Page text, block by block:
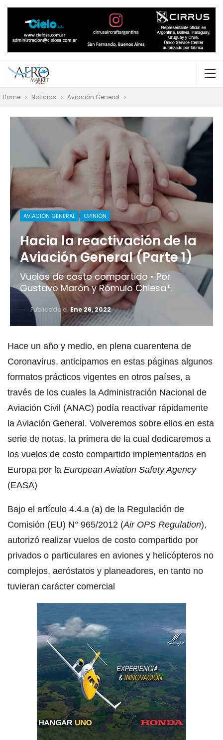
Home Noticias Aviación General
AVIACIÓN GENERAL OPINIÓN
Hacia la reactivación de la
Aviación General (Parte 1)
Vuelos de costo compartido • Por
Gustavo Marón y Rómulo Chiesa*.
Publicado el Ene 26, 2022
Hace un año y medio, en plena cuarentena de
Coronavirus, anticipamos en estas páginas algunos
formatos prácticos vigentes en otros países, a
través de los cuales la Administración Nacional de
Aviación Civil (ANAC) podía reactivar rápidamente
la Aviación General. Volveremos sobre ellos en esta
serie de notas, la primera de la cual dedicaremos a
los vuelos de costo compartido implementados en
Europa por la European Aviation Safety Agency
(EASA)
Bajo el artículo 4.4.a (a) de la Regulación de
Comisión (EU) N° 965/2012 (Air OPS Regulation),
autorizó realizar vuelos de costo compartido por
privados o particulares en aviones y helicópteros no
complejos, aeróstatos y planeadores, en tanto no
tuvieran carácter comercial